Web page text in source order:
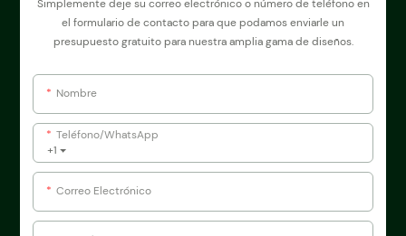
Simplemente deje su correo electrónico o número de teléfono en
el formulario de contacto para que podamos enviarle un
presupuesto gratuito para nuestra amplia gama de diseños.
Nombre
+1
Teléfono/WhatsApp
Correo Electrónico